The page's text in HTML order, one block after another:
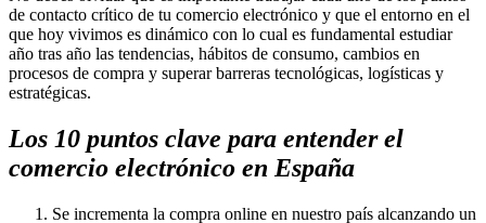
de contacto crítico de tu comercio electrónico y que el entorno en el
que hoy vivimos es dinámico con lo cual es fundamental estudiar
año tras año las tendencias, hábitos de consumo, cambios en
procesos de compra y superar barreras tecnológicas, logísticas y
estratégicas.
Los 10 puntos clave para entender el
comercio electrónico en España
Se incrementa la compra online en nuestro país alcanzando un